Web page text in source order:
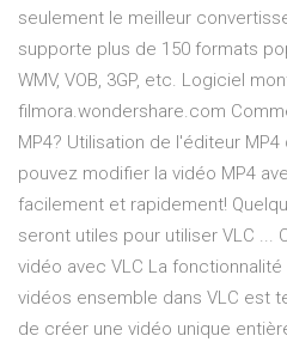
seulement le meilleur
supporte plus de 150 formats
WMV, VOB, 3GP, etc. Logiciel
filmora.wondershare.com
MP4? Utilisation de l'éditeur
pouvez modifier la vidéo MP4
facilement et rapidement!
seront utiles pour utiliser VLC ...
vidéo avec VLC La
vidéos ensemble dans VLC est
de créer une vidéo unique